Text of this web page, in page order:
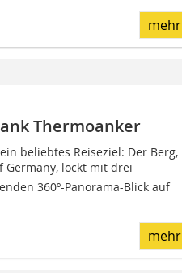
mehr
Thermoanker
beliebtes Reiseziel: Der Berg,
lockt mit drei
360º-Panorama-Blick auf
mehr